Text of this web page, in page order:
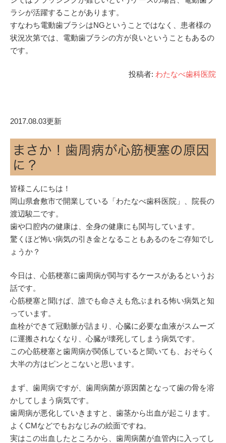
ラシが活躍することがあります。
すなわち電動歯ブラシはNGということではなく、患者様の
状況次第では、電動歯ブラシの方が良いということもあるの
です。
投稿者: わたなべ歯科医院
2017.08.03更新
まさか！歯周病が心筋梗塞の原因
に？
皆様こんにちは！
岡山県倉敷市で開業している「わたなべ歯科医院」、院長の
渡辺駿二です。
歯や口腔内の健康は、全身の健康にも関与しています。
驚くほど怖い病気の引き金となることもあるのをご存知でし
ょうか？
今日は、心筋梗塞に歯周病が関与するケースがあるというお
話です。
心筋梗塞と聞けば、誰でも命さえも危ぶまれる怖い病気と知
っています。
血栓ができて冠動脈が詰まり、心臓に必要な血液がスムーズ
に運搬されなくなり、心臓が壊死してしまう病気です。
この心筋梗塞と歯周病が関係していると聞いても、おそらく
大半の方はピンとこないと思います。
まず、歯周病ですが、歯周病菌が原因菌となって歯の骨を溶
かしてしまう病気です。
歯周病が悪化していきますと、歯茎から出血が起こります。
よくCMなどでもおなじみの絵面ですね。
実はこの出血したところから、歯周病菌が血管内に入ってし